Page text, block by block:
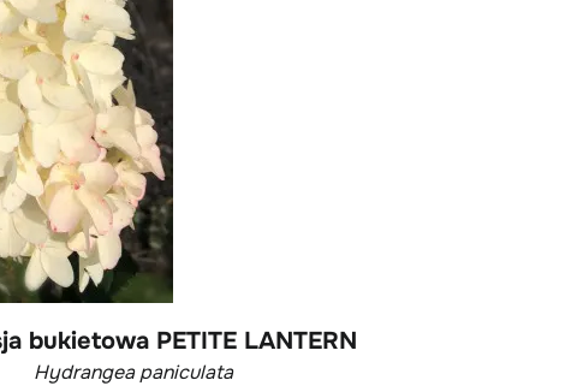
bukietowa PETITE LANTERN
Hydrangea paniculata